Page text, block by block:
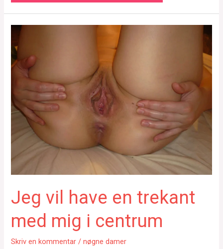
Jeg vil have en trekant
med mig i centrum
Skriv en kommentar /nøgne damer